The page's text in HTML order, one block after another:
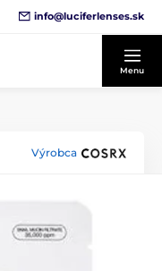
info@luciferlenses.sk
Menu
Výrobca